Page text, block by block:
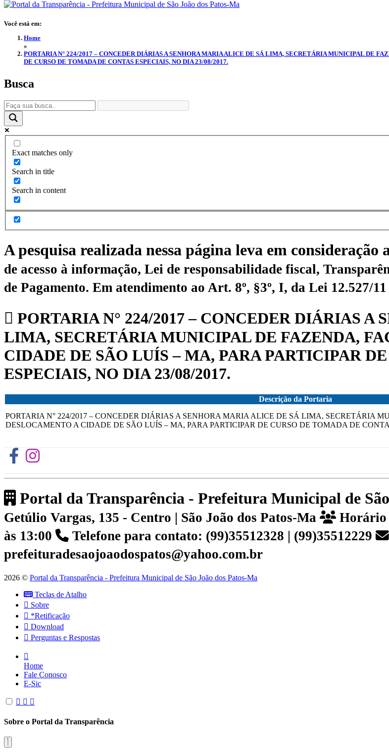
Você está em:
Home
»
PORTARIA N° 224/2017 – CONCEDER DIÁRIAS A SENHORA MARIA ALICE DE SÁ LIMA, SECRETÁRIA MUNICIPAL DE
DE CURSO DE TOMADA DE CONTAS ESPECIAIS, NO DIA 23/08/2017.
Busca
Exact matches only
Search in title
Search in content
A pesquisa realizada nessa página leva em consideração
de acesso à informação, Lei de responsabilidade fiscal,
de Pagamento. Em atendimento ao Art. 8º, §3º, I, da Lei 12.527/11
PORTARIA N° 224/2017 – CONCEDER DIÁRIAS A
LIMA, SECRETÁRIA MUNICIPAL DE FAZENDA,
CIDADE DE SÃO LUÍS – MA, PARA PARTICIPAR
ESPECIAIS, NO DIA 23/08/2017.
Descrição da Portaria
PORTARIA N° 224/2017 – CONCEDER DIÁRIAS A SENHORA MARIA ALICE DE SÁ LIMA, SECRETÁRIA
DESLOCAMENTO A CIDADE DE SÃO LUÍS – MA, PARA PARTICIPAR DE CURSO DE TOMADA DE
Portal da Transparência - Prefeitura Municipal de
Getúlio Vargas, 135 - Centro | São João dos Patos-Ma
Horário
às 13:00
Telefone para contato: (99)35512328 | (99)35512229
prefeituradesaojoaodospatos@yahoo.com.br
2026 © Portal da Transparência - Prefeitura Municipal de São João dos Patos-Ma
Teclas de Atalho
Sobre
*Retificação
Download
Perguntas e Respostas
Home
Fale Conosco
E-Sic
Sobre o Portal da Transparência